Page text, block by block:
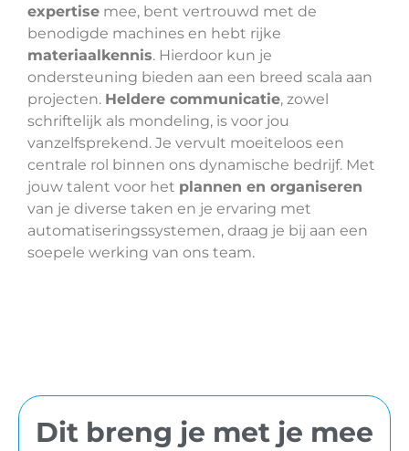
expertise mee, bent vertrouwd met de
benodigde machines en hebt rijke
materiaalkennis. Hierdoor kun je
ondersteuning bieden aan een breed scala aan
projecten. Heldere communicatie, zowel
schriftelijk als mondeling, is voor jou
vanzelfsprekend. Je vervult moeiteloos een
centrale rol binnen ons dynamische bedrijf. Met
jouw talent voor het plannen en organiseren
van je diverse taken en je ervaring met
automatiseringssystemen, draag je bij aan een
soepele werking van ons team.​
Dit breng je met je mee